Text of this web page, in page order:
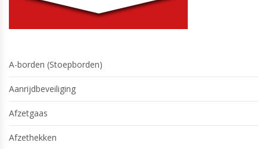
A-borden (Stoepborden)
Aanrijdbeveiliging
Afzetgaas
Afzethekken